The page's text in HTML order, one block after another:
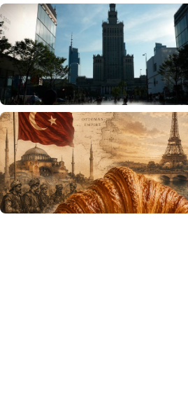
Humaniora
Sekolah di Selandia Baru tambah
pelajaran berbasis industri, dari AI
pariwisata
Indonesia •06 Aug 2026
Humaniora
Gelombang panas bisa memicu
hingga depresi pada anak, ini
peneliti
Indonesia•06 Aug 2026